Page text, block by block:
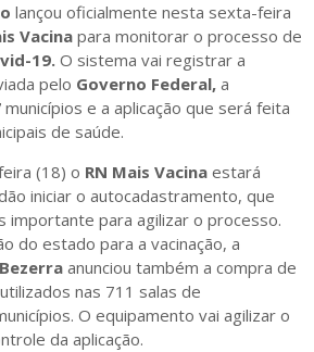
lançou oficialmente nesta sexta-feira
Vacinapara monitorar o processo de
19.O sistema vai registrar a
pelo Governo Federal, a
municípios e a aplicação que será feita
de saúde.
(18) o RN Mais Vacinaestará
iniciar o autocadastramento, que
importante para agilizar o processo.
do estado para a vacinação, a
anunciou também a compra de
nas 711 salas de
O equipamento vai agilizar o
da aplicação.